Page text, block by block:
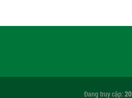
Đang truy cập:20